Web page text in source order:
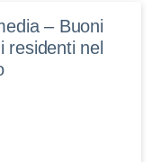
– Buoni
residenti nel